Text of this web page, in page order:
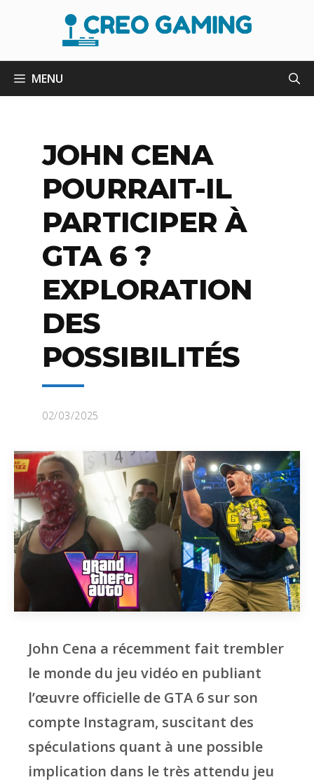
MENU
JOHN CENA
POURRAIT-IL
PARTICIPER À
GTA 6 ?
EXPLORATION
DES
POSSIBILITÉS
02/03/2025
John Cena a récemment fait trembler
le monde du jeu vidéo en publiant
l’œuvre officielle de GTA 6 sur son
compte Instagram, suscitant des
spéculations quant à une possible
implication dans le très attendu jeu